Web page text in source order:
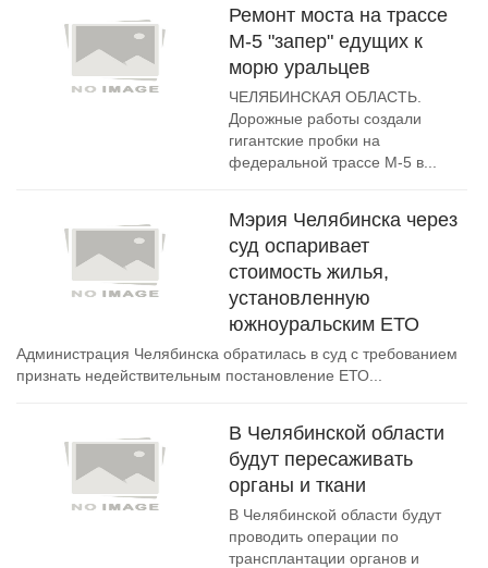
Ремонт моста на трассе
М-5 "запер" едущих к
морю уральцев
ЧЕЛЯБИНСКАЯ ОБЛАСТЬ.
Дорожные работы создали
гигантские пробки на
федеральной трассе М-5 в...
Мэрия Челябинска через
суд оспаривает
стоимость жилья,
установленную
южноуральским ЕТО
Администрация Челябинска обратилась в суд с требованием
признать недействительным постановление ЕТО...
В Челябинской области
будут пересаживать
органы и ткани
В Челябинской области будут
проводить операции по
трансплантации органов и